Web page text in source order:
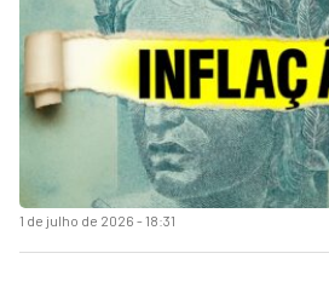
1 de julho de 2026 - 18:31